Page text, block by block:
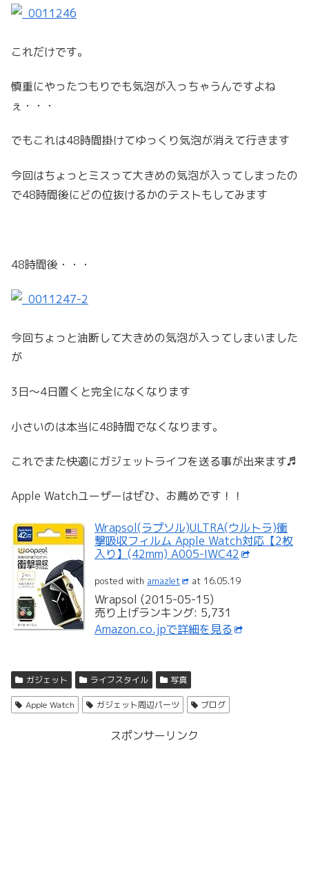
これだけです。
慎重にやったつもりでも気泡が入っちゃうんですよね
ぇ・・・
でもこれは48時間掛けてゆっくり気泡が消えて行きます
今回はちょっとミスって大きめの気泡が入ってしまったの
で48時間後にどの位抜けるかのテストもしてみます
48時間後・・・
今回ちょっと油断して大きめの気泡が入ってしまいました
が
3日〜4日置くと完全になくなります
小さいのは本当に48時間でなくなります。
これでまた快適にガジェットライフを送る事が出来ます♬
Apple Watchユーザーはぜひ、お薦めです！！
Wrapsol(ラプソル)ULTRA(ウルトラ)衝
撃吸収フィルム Apple Watch対応【2枚
入り】(42mm) A005-IWC42
posted with amazlet at 16.05.19
Wrapsol (2015-05-15)
売り上げランキング: 5,731
Amazon.co.jpで詳細を見る
ガジェット ライフスタイル 写真
Apple Watch ガジェット周辺パーツ ブログ
スポンサーリンク